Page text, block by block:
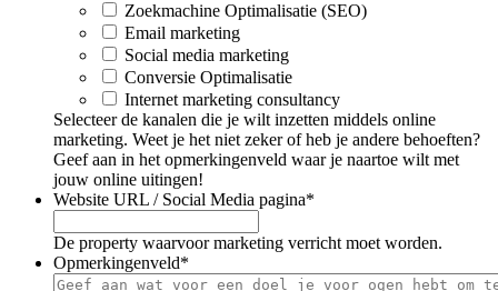
Zoekmachine Optimalisatie (SEO)
Email marketing
Social media marketing
Conversie Optimalisatie
Internet marketing consultancy
Selecteer de kanalen die je wilt inzetten middels online
marketing. Weet je het niet zeker of heb je andere behoeften?
Geef aan in het opmerkingenveld waar je naartoe wilt met
jouw online uitingen!
Website URL / Social Media pagina*
De property waarvoor marketing verricht moet worden.
Opmerkingenveld*